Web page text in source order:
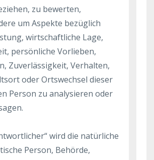
zu bewerten,
um Aspekte bezüglich
wirtschaftliche Lage,
persönliche Vorlieben,
Zuverlässigkeit, Verhalten,
oder Ortswechsel dieser
Person zu analysieren oder
wird die natürliche
Person, Behörde,